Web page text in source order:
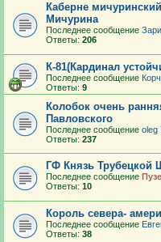
Каберне
Мичурина
Последнее сообщение
Ответы: 206
К-81(Кардинал
Последнее сообщение
Ответы: 9
Колобок очень
Павловского
Последнее сообщение oleg
Ответы: 237
ГФ Князь Трубецкой
Последнее сообщение
Ответы: 10
Король севера-
Последнее сообщение
Ответы: 38